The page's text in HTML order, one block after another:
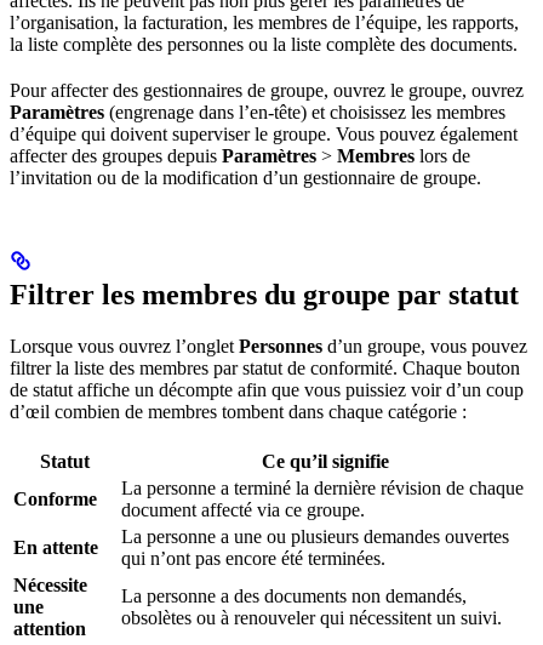
l’organisation, la facturation, les membres de l’équipe, les rapports,
la liste complète des personnes ou la liste complète des documents.
Pour affecter des gestionnaires de groupe, ouvrez le groupe, ouvrez
Paramètres (engrenage dans l’en-tête) et choisissez les membres
d’équipe qui doivent superviser le groupe. Vous pouvez également
affecter des groupes depuis Paramètres > Membres lors de
l’invitation ou de la modification d’un gestionnaire de groupe.
Filtrer les membres du groupe par statut
Lorsque vous ouvrez l’onglet Personnes d’un groupe, vous pouvez
filtrer la liste des membres par statut de conformité. Chaque bouton
de statut affiche un décompte afin que vous puissiez voir d’un coup
d’œil combien de membres tombent dans chaque catégorie :
Statut
Ce qu’il signifie
Conforme
La personne a terminé la dernière révision de chaque
document affecté via ce groupe.
En attente
La personne a une ou plusieurs demandes ouvertes
qui n’ont pas encore été terminées.
Nécessite
une
attention
La personne a des documents non demandés,
obsolètes ou à renouveler qui nécessitent un suivi.